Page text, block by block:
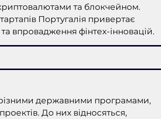
та блокчейном.
Португалія привертає
впровадження фінтех-інновацій.
різними державними програмами,
До них відносяться,